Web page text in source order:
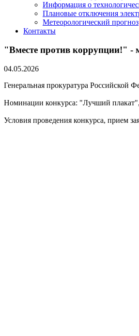
Информация о
Плановые отключения
Метеорологический прогноз
Контакты
"Вместе против коррупции!" -
04.05.2026
Генеральная прокуратура Российской
Номинации конкурса: "Лучший
Условия проведения конкурса, прием